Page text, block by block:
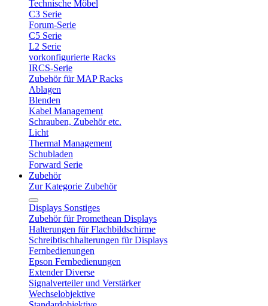
Technische Möbel
C3 Serie
Forum-Serie
C5 Serie
L2 Serie
vorkonfigurierte Racks
IRCS-Serie
Zubehör für MAP Racks
Ablagen
Blenden
Kabel Management
Schrauben, Zubehör etc.
Licht
Thermal Management
Schubladen
Forward Serie
Zubehör
Zur Kategorie Zubehör
Displays Sonstiges
Zubehör für Promethean Displays
Halterungen für Flachbildschirme
Schreibtischhalterungen für Displays
Fernbedienungen
Epson Fernbedienungen
Extender Diverse
Signalverteiler und Verstärker
Wechselobjektive